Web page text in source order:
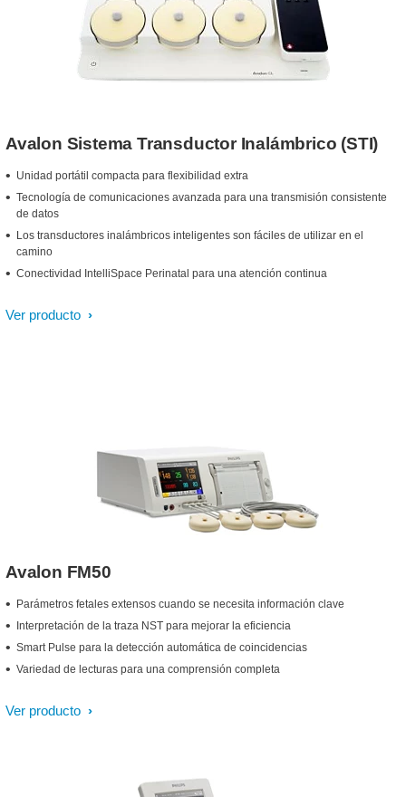
Avalon Sistema Transductor Inalámbrico (STI)
Unidad portátil compacta para flexibilidad extra
Tecnología de comunicaciones avanzada para una transmisión consistente
de datos
Los transductores inalámbricos inteligentes son fáciles de utilizar en el
camino
Conectividad IntelliSpace Perinatal para una atención continua
Ver producto
Avalon FM50
Parámetros fetales extensos cuando se necesita información clave
Interpretación de la traza NST para mejorar la eficiencia
Smart Pulse para la detección automática de coincidencias
Variedad de lecturas para una comprensión completa
Ver producto